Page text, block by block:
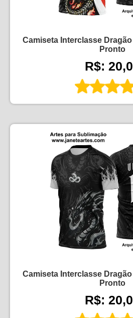
Camiseta Interclasse
Pronto
R$:
Camiseta Interclasse
Pronto
R$: